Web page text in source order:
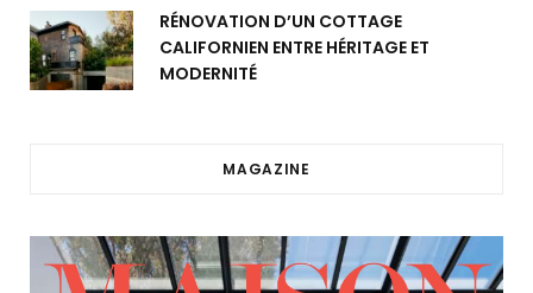
RÉNOVATION D’UN COTTAGE
CALIFORNIEN ENTRE HÉRITAGE ET
MODERNITÉ
MAGAZINE